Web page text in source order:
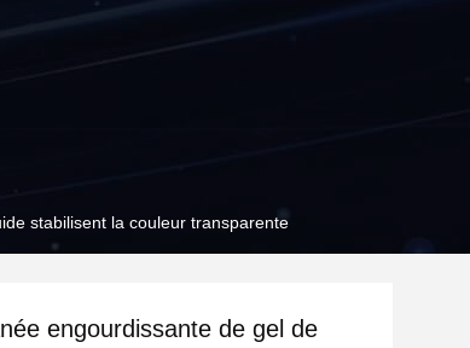
stabilisent la couleur transparente
engourdissante de gel de